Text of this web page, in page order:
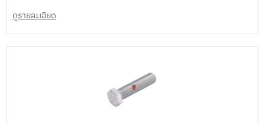
ดูรายละเอียด